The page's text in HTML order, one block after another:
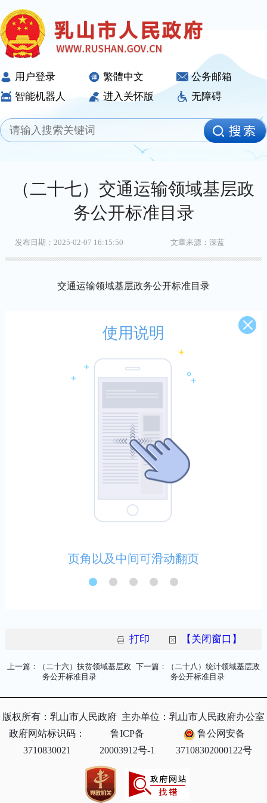
用户登录 繁體中文
公务邮箱
智能机器人
进入关怀版 无障碍
（二十七）交通运输领域基层政
务公开标准目录
发布日期：2025-02-07 16:15:50 文章来源：深蓝
交通运输领域基层政务公开标准目录
打印 【关闭窗口】
上一篇：（二十六）扶贫领域基层政
务公开标准目录
下一篇：（二十八）统计领域基层政
务公开标准目录
版权所有：乳山市人民政府 主办单位：乳山市人民政府办公室
政府网站标识码：
3710830021
鲁ICP备
20003912号-1
鲁公网安备
37108302000122号